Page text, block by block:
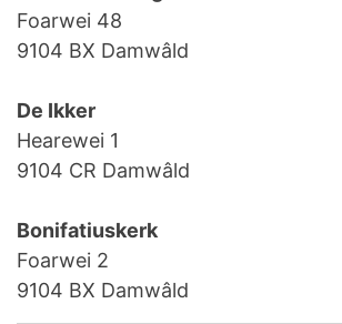
Foarwei 48
9104 BX Damwâld
De Ikker
Hearewei 1
9104 CR Damwâld
Bonifatiuskerk
Foarwei 2
9104 BX Damwâld